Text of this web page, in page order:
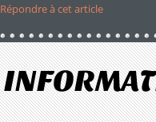
Répondre à cet article